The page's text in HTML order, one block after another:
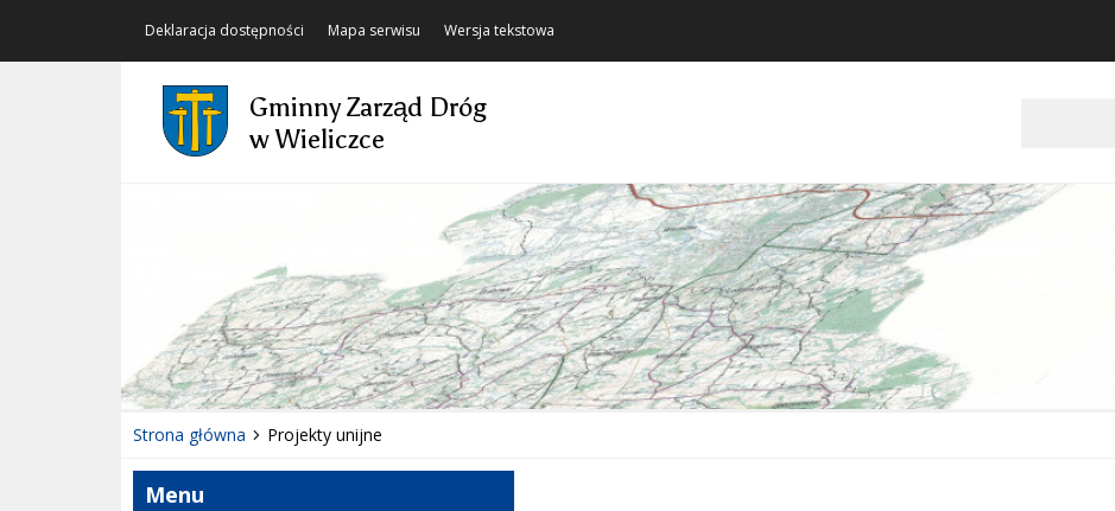
Deklaracja dostępności Mapa serwisu Wersja tekstowa
Gminny Zarząd Dróg
w Wieliczce
Strona główna Projekty unijne
Menu